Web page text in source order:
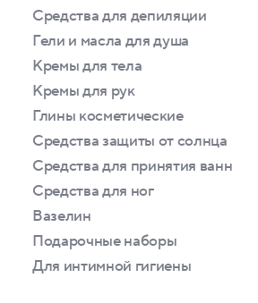
Cредства для депиляции
Гели и масла для душа
Кремы для тела
Кремы для рук
Глины косметические
Средства защиты от солнца
Средства для принятия ванн
Средства для ног
Вазелин
Подарочные наборы
Для интимной гигиены